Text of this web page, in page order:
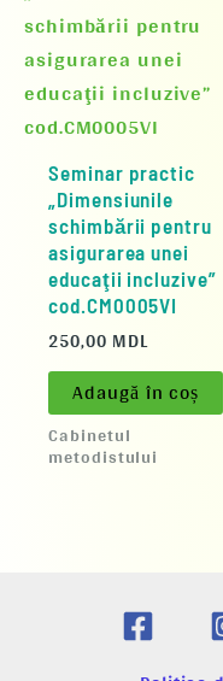
Seminar practic
„Dimensiunile
schimbării pentru
asigurarea unei
educaţii incluzive”
cod.CM0005VI
250,00 MDL
Adaugă în coș
Cabinetul
metodistului